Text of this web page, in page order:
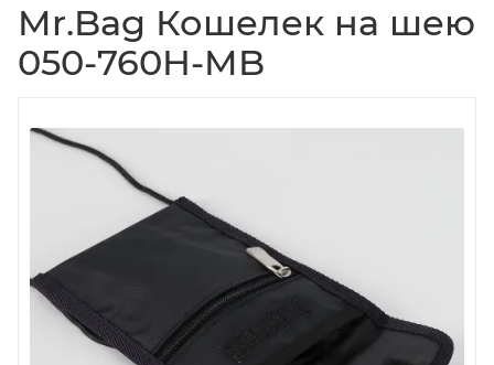
Mr.Bag Кошелек на шею
050-760H-MB